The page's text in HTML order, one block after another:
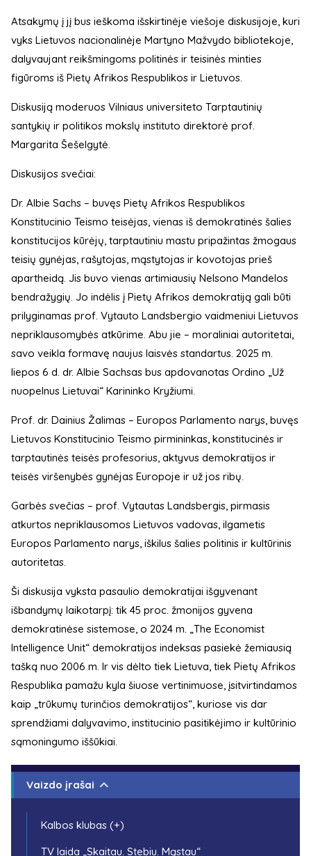
Atsakymų į jį bus ieškoma išskirtinėje viešoje diskusijoje, kuri
vyks Lietuvos nacionalinėje Martyno Mažvydo bibliotekoje,
dalyvaujant reikšmingoms politinės ir teisinės minties
figūroms iš Pietų Afrikos Respublikos ir Lietuvos.
Diskusiją moderuos Vilniaus universiteto Tarptautinių
santykių ir politikos mokslų instituto direktorė prof.
Margarita Šešelgytė.
Diskusijos svečiai:
Dr. Albie Sachs – buvęs Pietų Afrikos Respublikos
Konstitucinio Teismo teisėjas, vienas iš demokratinės šalies
konstitucijos kūrėjų, tarptautiniu mastu pripažintas žmogaus
teisių gynėjas, rašytojas, mąstytojas ir kovotojas prieš
apartheidą. Jis buvo vienas artimiausių Nelsono Mandelos
bendražygių. Jo indėlis į Pietų Afrikos demokratiją gali būti
prilyginamas prof. Vytauto Landsbergio vaidmeniui Lietuvos
nepriklausomybės atkūrime. Abu jie – moraliniai autoritetai,
savo veikla formavę naujus laisvės standartus. 2025 m.
liepos 6 d. dr. Albie Sachsas bus apdovanotas Ordino „Už
nuopelnus Lietuvai“ Karininko Kryžiumi.
Prof. dr. Dainius Žalimas – Europos Parlamento narys, buvęs
Lietuvos Konstitucinio Teismo pirmininkas, konstitucinės ir
tarptautinės teisės profesorius, aktyvus demokratijos ir
teisės viršenybės gynėjas Europoje ir už jos ribų.
Garbės svečias – prof. Vytautas Landsbergis, pirmasis
atkurtos nepriklausomos Lietuvos vadovas, ilgametis
Europos Parlamento narys, iškilus šalies politinis ir kultūrinis
autoritetas.
Ši diskusija vyksta pasaulio demokratijai išgyvenant
išbandymų laikotarpį: tik 45 proc. žmonijos gyvena
demokratinėse sistemose, o 2024 m. „The Economist
Intelligence Unit“ demokratijos indeksas pasiekė žemiausią
tašką nuo 2006 m. Ir vis dėlto tiek Lietuva, tiek Pietų Afrikos
Respublika pamažu kyla šiuose vertinimuose, įsitvirtindamos
kaip „trūkumų turinčios demokratijos“, kuriose vis dar
sprendžiami dalyvavimo, institucinio pasitikėjimo ir kultūrinio
sąmoningumo iššūkiai.
Vaizdo įrašai
Kalbos klubas (+)
TV laida „Skaitau. Stebiu. Mąstau“